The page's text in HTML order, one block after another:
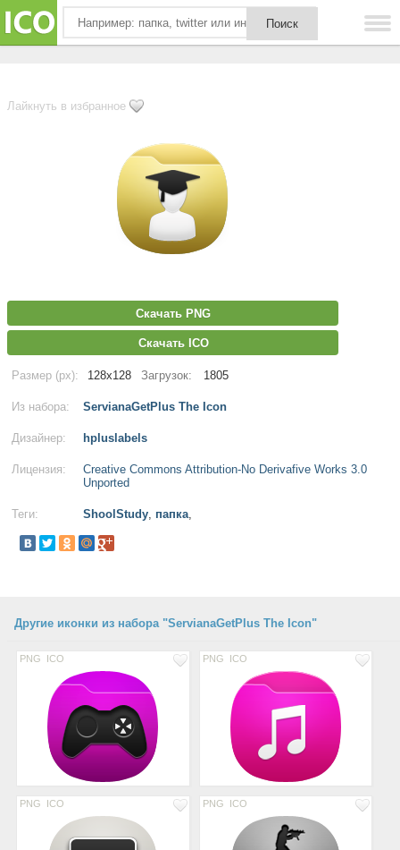
Лайкнуть в избранное
Скачать PNG
Скачать ICO
Размер (px): 128x128 Загрузок: 1805
Из набора: ServianaGetPlus The Icon
Дизайнер: hpluslabels
Лицензия:
Creative Commons Attribution-No Derivafive Works 3.0
Unported
Теги: ShoolStudy, папка,
Другие иконки из набора "ServianaGetPlus The Icon"
PNG ICO PNG ICO
PNG ICO PNG ICO